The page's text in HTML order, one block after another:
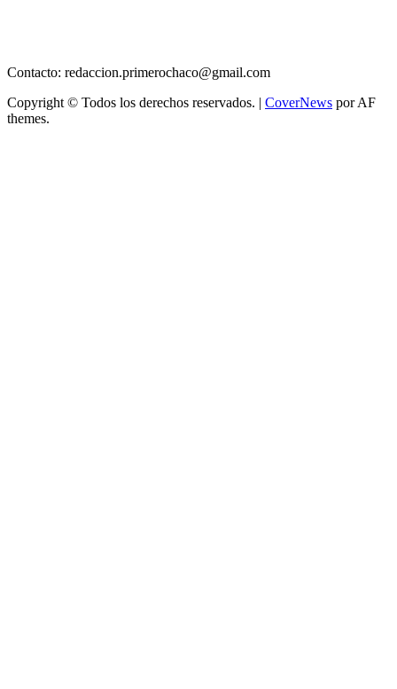
Contacto: redaccion.primerochaco@gmail.com
Copyright © Todos los derechos reservados. | CoverNews por AF
themes.